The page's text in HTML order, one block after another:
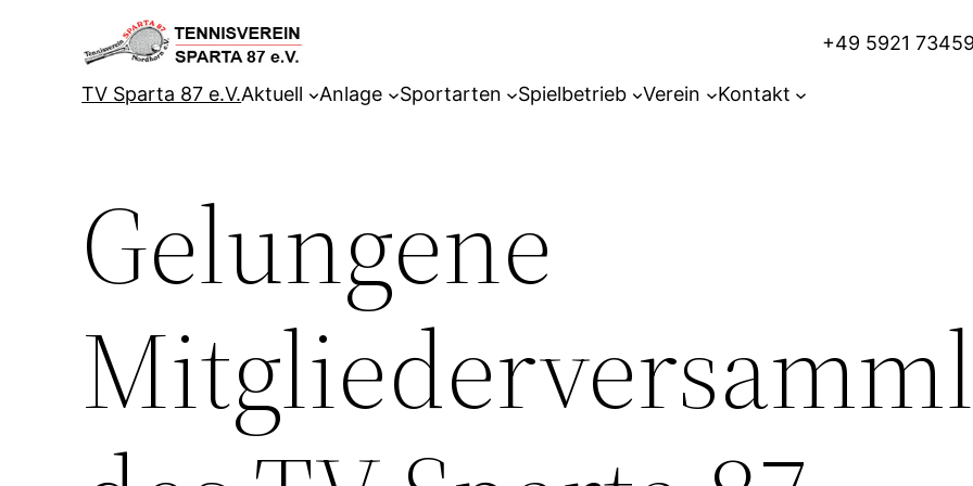
springen
+49 5921
TV Sparta 87 e.V.Aktuell Anlage Sportarten Spielbetrieb Verein Kontakt
Gelungene